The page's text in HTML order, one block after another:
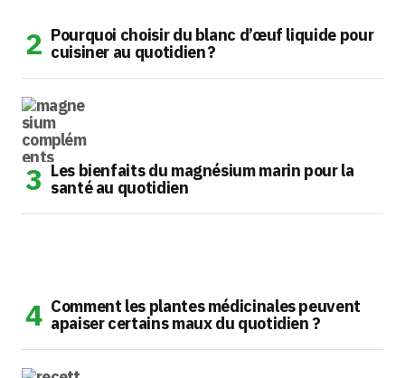
Pourquoi choisir du blanc d’œuf liquide pour
cuisiner au quotidien ?
Les bienfaits du magnésium marin pour la
santé au quotidien
Comment les plantes médicinales peuvent
apaiser certains maux du quotidien ?